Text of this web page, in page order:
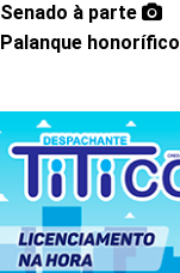
Senado à parte
Palanque honorífico